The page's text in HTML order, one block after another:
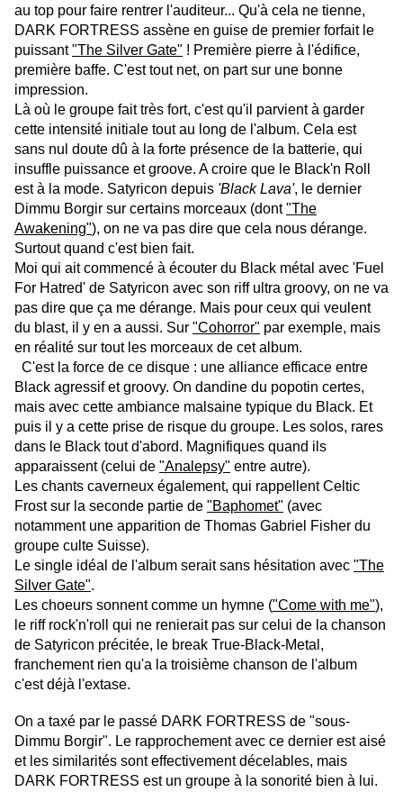
au top pour faire rentrer l'auditeur... Qu'à cela ne tienne,
DARK FORTRESS assène en guise de premier forfait le
puissant"The Silver Gate" ! Première pierre à l'édifice,
première baffe. C'est tout net, on part sur une bonne
impression.
Là où le groupe fait très fort, c'est qu'il parvient à garder
cette intensité initiale tout au long de l'album. Cela est
sans nul doute dû à la forte présence de la batterie, qui
insuffle puissance et groove. A croire que le Black'n Roll
est à la mode. Satyricon depuis 'Black Lava', le dernier
Dimmu Borgir sur certains morceaux (dont"The
Awakening"), on ne va pas dire que cela nous dérange.
Surtout quand c'est bien fait.
Moi qui ait commencé à écouter du Black métal avec 'Fuel
For Hatred' de Satyricon avec son riff ultra groovy, on ne va
pas dire que ça me dérange. Mais pour ceux qui veulent
du blast, il y en a aussi. Sur "Cohorror" par exemple, mais
en réalité sur tout les morceaux de cet album.
C'est la force de ce disque : une alliance efficace entre
Black agressif et groovy. On dandine du popotin certes,
mais avec cette ambiance malsaine typique du Black. Et
puis il y a cette prise de risque du groupe. Les solos, rares
dans le Black tout d'abord. Magnifiques quand ils
apparaissent (celui de "Analepsy" entre autre).
Les chants caverneux également, qui rappellent Celtic
Frost sur la seconde partie de "Baphomet" (avec
notamment une apparition de Thomas Gabriel Fisher du
groupe culte Suisse).
Le single idéal de l'album serait sans hésitation avec "The
Silver Gate".
Les choeurs sonnent comme un hymne ("Come with me"),
le riff rock'n'roll qui ne renierait pas sur celui de la chanson
de Satyricon précitée, le break True-Black-Metal,
franchement rien qu'a la troisième chanson de l'album
c'est déjà l'extase.
On a taxé par le passé DARK FORTRESS de "sous-
Dimmu Borgir". Le rapprochement avec ce dernier est aisé
et les similarités sont effectivement décelables, mais
DARK FORTRESS est un groupe à la sonorité bien à lui.